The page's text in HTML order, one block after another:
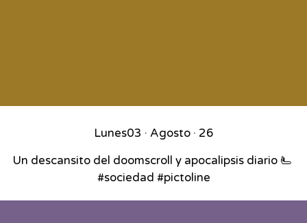
Lunes03 · Agosto · 26
Un descansito del doomscroll y apocalipsis diario 🫷⁣ ⁣
#sociedad #pictoline